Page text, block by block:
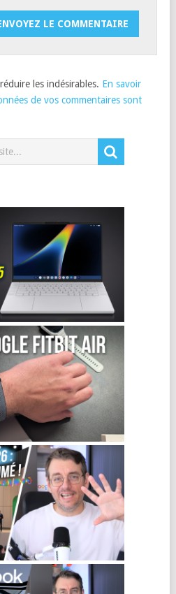
les indésirables. En savoir
de vos commentaires sont